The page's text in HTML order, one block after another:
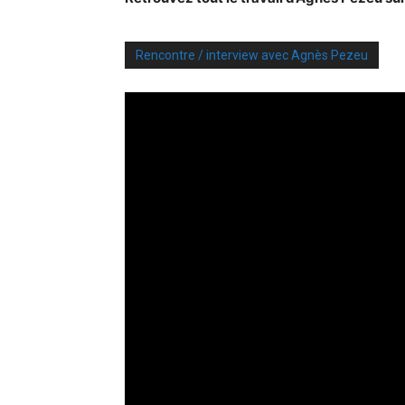
Rencontre / interview avec Agnès Pezeu